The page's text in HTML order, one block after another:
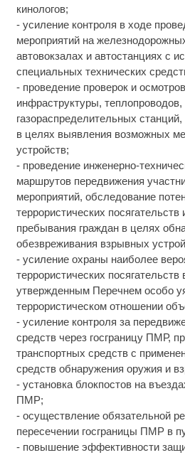
кинологов;
- усиление контроля в ходе
мероприятий на
автовокзалах и автостанциях с
специальных технических
- проведение проверок и
инфраструктуры, теплопроводов,
газораспределительных станций,
в целях выявления возможных
устройств;
- проведение инженерно-
маршрутов передвижения
мероприятий, обследование
террористических посягательств
пребывания граждан в целях
обезвреживания взрывных
- усиление охраны наиболее
террористических посягательств
утвержденным Перечнем особо
террористическом отношении
- усиление контроля за
средств через госграницу ПМР,
транспортных средств с
средств обнаружения оружия и
- установка блокпостов на
ПМР;
- осуществление обязательной
пересечении госграницы ПМР в
- повышение эффективности